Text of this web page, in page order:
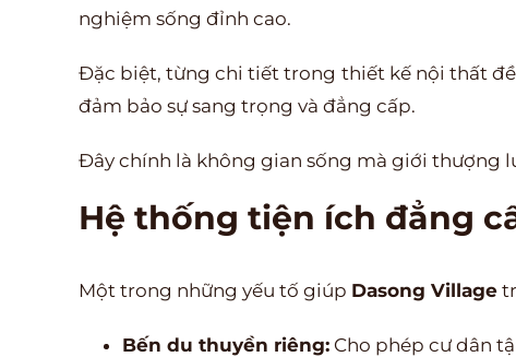
nghiệm sống đỉnh cao.
Đặc biệt, từng chi tiết trong thiết kế nội thất
đảm bảo sự sang trọng và đẳng cấp.
Đây chính là không gian sống mà giới thượng
Hệ thống tiện ích đẳng
Một trong những yếu tố giúp Dasong Village
Bến du thuyền riêng: Cho phép cư dân